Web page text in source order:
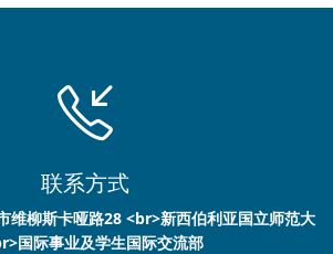
联系方式
维柳斯卡哑路28 <br>新西伯利亚国立师范大
国际事业及学生国际交流部